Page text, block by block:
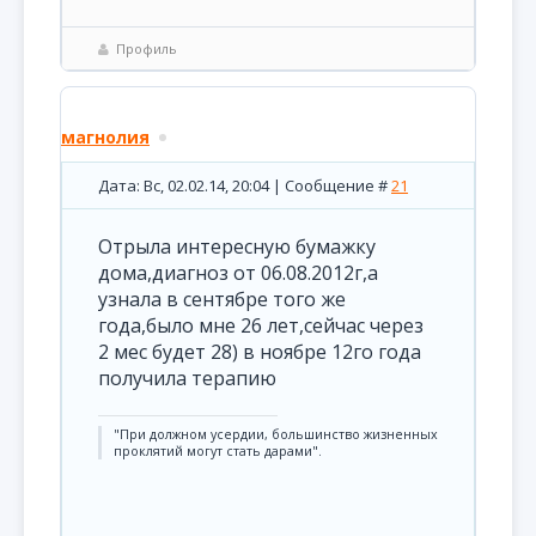
Профиль
магнолия
Дата: Вс, 02.02.14, 20:04 | Сообщение #21
Отрыла интересную бумажку
дома,диагноз от 06.08.2012г,а
узнала в сентябре того же
года,было мне 26 лет,сейчас через
2 мес будет 28) в ноябре 12го года
получила терапию
"При должном усердии, большинство жизненных
проклятий могут стать дарами".